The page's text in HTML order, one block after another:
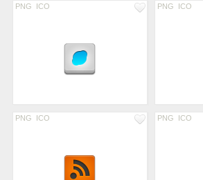
PNG ICO PNG ICO
PNG ICO PNG ICO